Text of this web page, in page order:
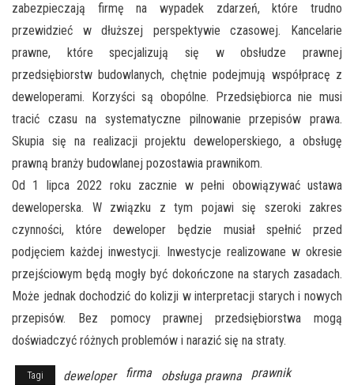
zabezpieczają firmę na wypadek zdarzeń, które trudno
przewidzieć w dłuższej perspektywie czasowej. Kancelarie
prawne, które specjalizują się w obsłudze prawnej
przedsiębiorstw budowlanych, chętnie podejmują współpracę z
deweloperami. Korzyści są obopólne. Przedsiębiorca nie musi
tracić czasu na systematyczne pilnowanie przepisów prawa.
Skupia się na realizacji projektu deweloperskiego, a obsługę
prawną branży budowlanej pozostawia prawnikom.
Od 1 lipca 2022 roku zacznie w pełni obowiązywać ustawa
deweloperska. W związku z tym pojawi się szeroki zakres
czynności, które deweloper będzie musiał spełnić przed
podjęciem każdej inwestycji. Inwestycje realizowane w okresie
przejściowym będą mogły być dokończone na starych zasadach.
Może jednak dochodzić do kolizji w interpretacji starych i nowych
przepisów. Bez pomocy prawnej przedsiębiorstwa mogą
doświadczyć różnych problemów i narazić się na straty.
Tagi deweloper firma obsługa prawna
prawnik